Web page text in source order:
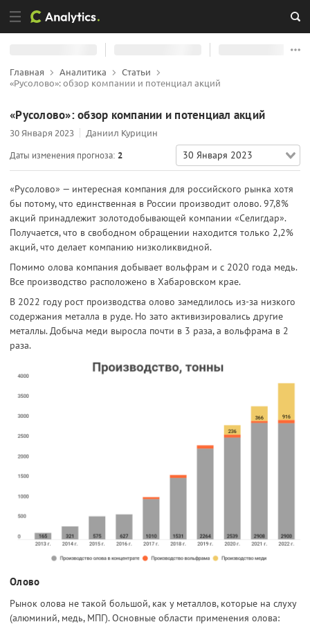
Главная Аналитика
Статьи
«Русолово»: обзор компании и потенциал акций
«Русолово»: обзор компании и потенциал акций
30 Января 2023
Даниил Курицин
Даты изменения прогноза: 2 30 Января 2023
«Русолово» — интересная компания для российского рынка хотя
бы потому, что единственная в России производит олово. 97,8%
акций принадлежит золотодобывающей компании «Селигдар».
Получается, что в свободном обращении находится только 2,2%
акций, что делает компанию низколиквидной.
Помимо олова компания добывает вольфрам и с 2020 года медь.
Все производство расположено в Хабаровском крае.
В 2022 году рост производства олово замедлилось из-за низкого
содержания металла в руде. Но зато активизировались другие
металлы. Добыча меди выросла почти в 3 раза, а вольфрама в 2
раза.
Олово
Рынок олова не такой большой, как у металлов, которые на слуху
(алюминий, медь, МПГ). Основные области применения олова: